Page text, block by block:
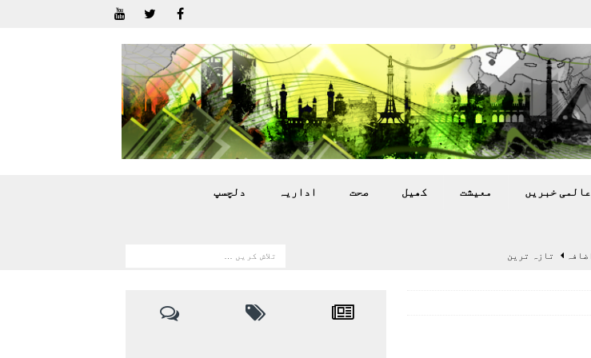
عالمی خبريں معيشت کھيل صحت اداريہ دلچسپ
تازہ ترين